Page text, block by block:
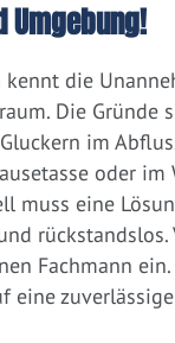
kennt die
Die Gründe
im
oder im
muss eine
rückstandslos.
Fachmann
eine